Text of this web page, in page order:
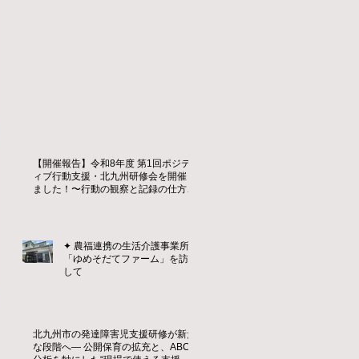
【開催報告】令和8年度 第1回ポジテ
ィブ行動支援・北九州研修会を開催し
ました！〜行動の観察と記録の仕方を
✦ 農福連携の生活介護事業所
「ゆめそだてファーム」を訪問
して
北九州市の発達障害児支援研修が新た
な段階へ― 公開保育の拡充と、ABC